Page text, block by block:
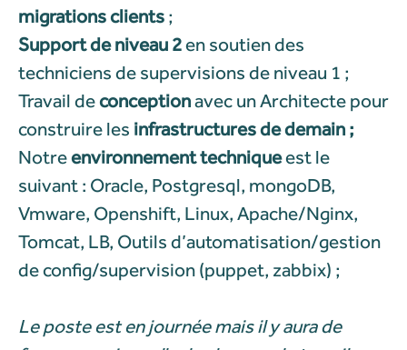
migrations clients ;
Support de niveau 2en soutien des
techniciens de supervisions de niveau 1 ;
Travail deconceptionavec un Architecte pour
construire les infrastructures de demain ;
Notreenvironnement techniqueest le
suivant : Oracle, Postgresql, mongoDB,
Vmware, Openshift, Linux, Apache/Nginx,
Tomcat, LB, Outils d’automatisation/gestion
de config/supervision (puppet, zabbix) ;
Le poste est en journée mais il y aura de